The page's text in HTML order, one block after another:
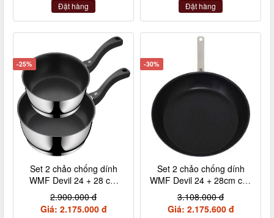
Đặt hàng Đặt hàng
-25%
Set 2 chảo chống dính
WMF Devil 24 + 28 cm
kèm xẻng
2.900.000 đ
Giá: 2.175.000 đ
-30%
Set 2 chảo chống dính
WMF Devil 24 + 28cm cán
inox nội địa Đức
3.108.000 đ
Giá: 2.175.600 đ